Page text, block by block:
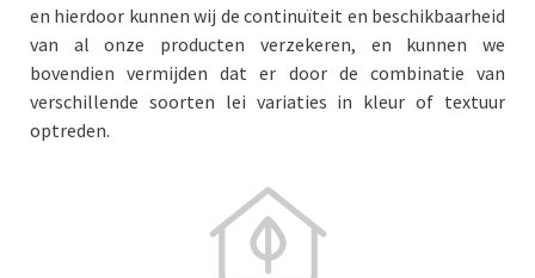
en hierdoor kunnen wij de continuïteit en beschikbaarheid
van al onze producten verzekeren, en kunnen we
bovendien vermijden dat er door de combinatie van
verschillende soorten lei variaties in kleur of textuur
optreden.